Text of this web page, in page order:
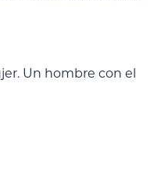
Un hombre con el